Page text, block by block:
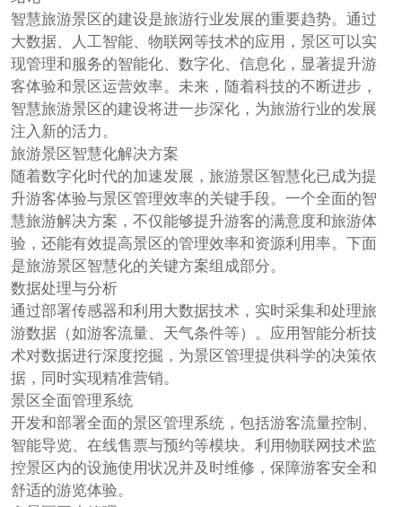
智慧旅游景区的建设是旅游行业发展的重要趋势。通过
大数据、人工智能、物联网等技术的应用，景区可以实
现管理和服务的智能化、数字化、信息化，显著提升游
客体验和景区运营效率。未来，随着科技的不断进步，
智慧旅游景区的建设将进一步深化，为旅游行业的发展
注入新的活力。
旅游景区智慧化解决方案
随着数字化时代的加速发展，旅游景区智慧化已成为提
升游客体验与景区管理效率的关键手段。一个全面的智
慧旅游解决方案，不仅能够提升游客的满意度和旅游体
验，还能有效提高景区的管理效率和资源利用率。下面
是旅游景区智慧化的关键方案组成部分。
数据处理与分析
通过部署传感器和利用大数据技术，实时采集和处理旅
游数据（如游客流量、天气条件等）。应用智能分析技
术对数据进行深度挖掘，为景区管理提供科学的决策依
据，同时实现精准营销。
景区全面管理系统
开发和部署全面的景区管理系统，包括游客流量控制、
智能导览、在线售票与预约等模块。利用物联网技术监
控景区内的设施使用状况并及时维修，保障游客安全和
舒适的游览体验。